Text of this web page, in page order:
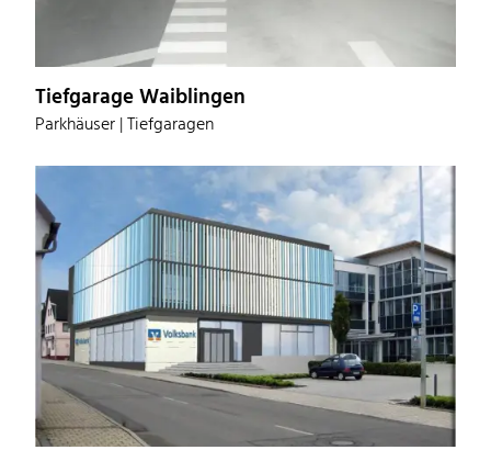
Tiefgarage Waiblingen
Parkhäuser | Tiefgaragen